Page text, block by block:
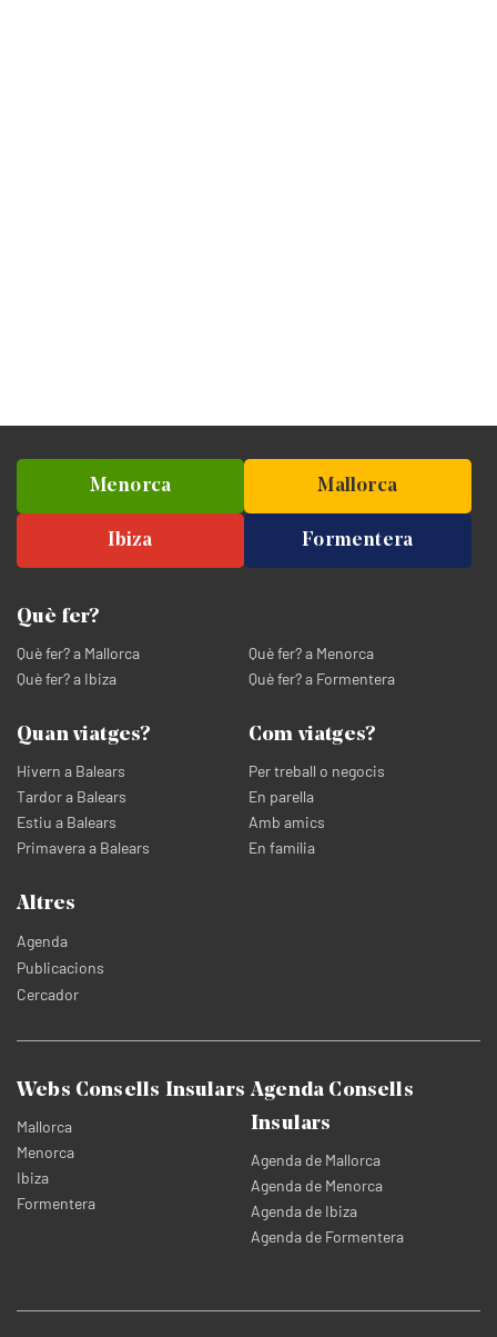
Menorca Mallorca
Ibiza Formentera
Què fer?
Què fer? a Mallorca
Què fer? a Menorca
Què fer? a Ibiza
Què fer? a Formentera
Quan viatges?
Hivern a Balears
Tardor a Balears
Estiu a Balears
Primavera a Balears
Com viatges?
Per treball o negocis
En parella
Amb amics
En família
Altres
Agenda
Publicacions
Cercador
Webs Consells Insulars
Mallorca
Menorca
Ibiza
Formentera
Agenda Consells
Insulars
Agenda de Mallorca
Agenda de Menorca
Agenda de Ibiza
Agenda de Formentera